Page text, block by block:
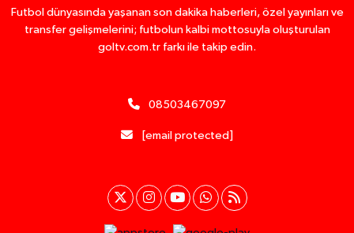
Futbol dünyasında yaşanan son dakika haberleri, özel yayınları ve
transfer gelişmelerini; futbolun kalbi mottosuyla oluşturulan
goltv.com.tr farkı ile takip edin.
08503467097
[email protected]